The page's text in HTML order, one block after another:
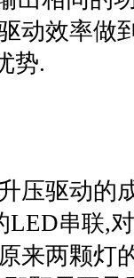
动效率做
势.
驱动的成
LED串联,
来两颗灯